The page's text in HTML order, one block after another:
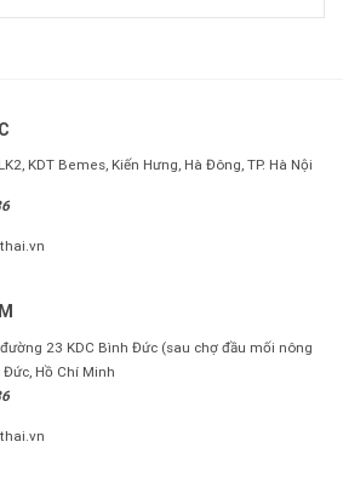
KDT Bemes, Kiến Hưng, Hà Đông, TP. Hà Nội
23 KDC Bình Đức (sau chợ đầu mối nông
Đức, Hồ Chí Minh